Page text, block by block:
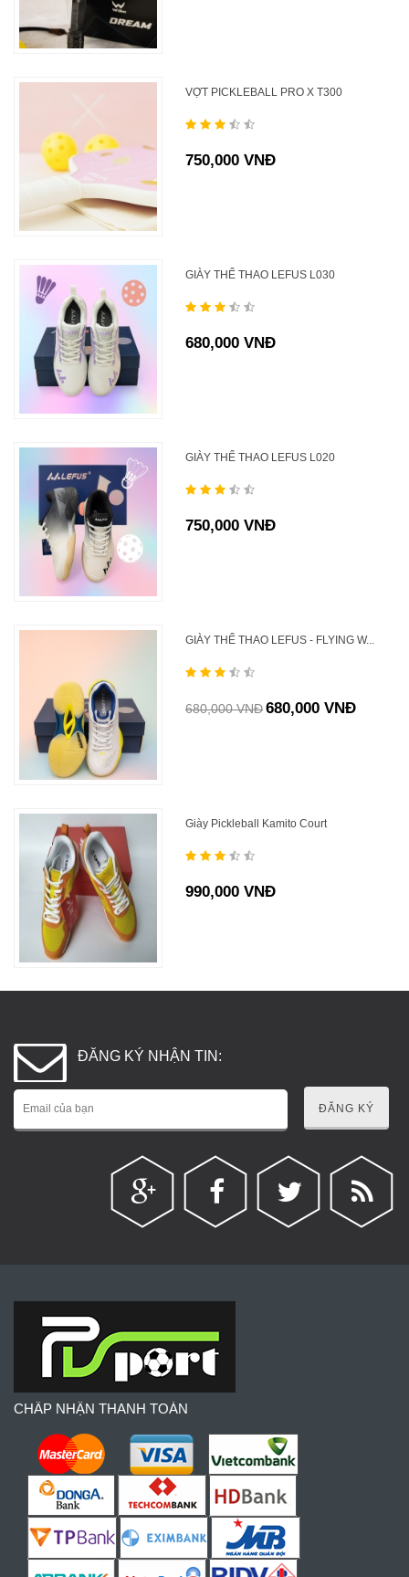
VỢT PICKLEBALL PRO X T300
750,000 VNĐ
GIÀY THỂ THAO LEFUS L030
680,000 VNĐ
GIÀY THỂ THAO LEFUS L020
750,000 VNĐ
GIÀY THỂ THAO LEFUS - FLYING W...
680,000 VNĐ680,000 VNĐ
Giày Pickleball Kamito Court
990,000 VNĐ
ĐĂNG KÝ NHẬN TIN:
ĐĂNG KÝ
CHẤP NHẬN THANH TOÁN